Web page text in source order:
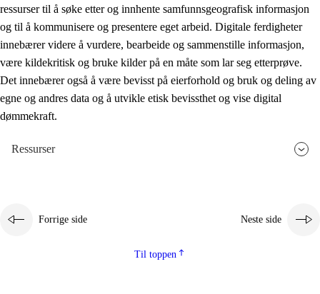
ressurser til å søke etter og innhente samfunnsgeografisk informasjon
og til å kommunisere og presentere eget arbeid. Digitale ferdigheter
innebærer videre å vurdere, bearbeide og sammenstille informasjon,
være kildekritisk og bruke kilder på en måte som lar seg etterprøve.
Det innebærer også å være bevisst på eierforhold og bruk og deling av
egne og andres data og å utvikle etisk bevissthet og vise digital
dømmekraft.
Ressurser
Forrige side Neste side
Til toppen